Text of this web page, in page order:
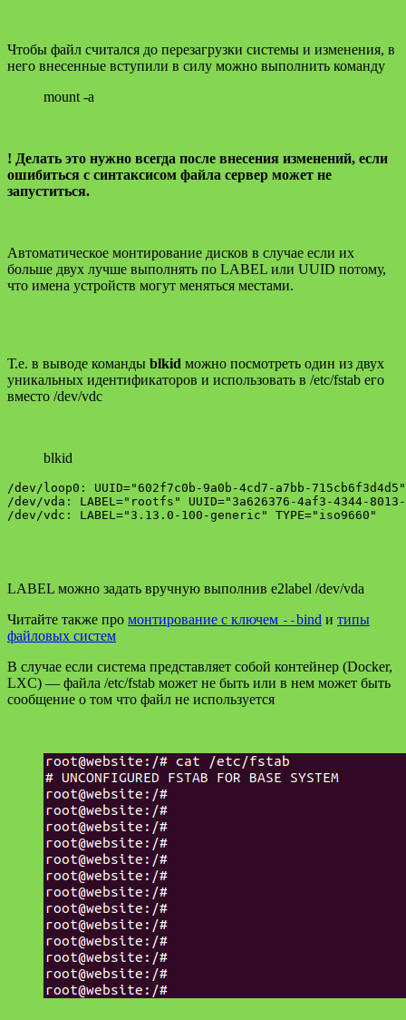
Чтобы файл считался до перезагрузки системы и изменения, в
него внесенные вступили в силу можно выполнить команду
mount -a
! Делать это нужно всегда после внесения изменений, если
ошибиться с синтаксисом файла сервер может не
запуститься.
Автоматическое монтирование дисков в случае если их
больше двух лучше выполнять по LABEL или UUID потому,
что имена устройств могут меняться местами.
Т.е. в выводе команды blkid можно посмотреть один из двух
уникальных идентификаторов и использовать в /etc/fstab его
вместо /dev/vdc
blkid
/dev/loop0: UUID="602f7c0b-9a0b-4cd7-a7bb-
/dev/vda: LABEL="rootfs" UUID="3a626376-4af3-4344-
/dev/vdc: LABEL="3.13.0-100-generic" TYPE="iso9660"
LABEL можно задать вручную выполнив e2label /dev/vda
Читайте также про монтирование с ключем --bind и типы
файловых систем
В случае если система представляет собой контейнер (Docker,
LXC) — файла /etc/fstab может не быть или в нем может быть
сообщение о том что файл не используется